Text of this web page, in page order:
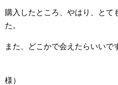
購入したところ、やはり、とて
た。
また、どこかで会えたらいいで
（神奈
様）